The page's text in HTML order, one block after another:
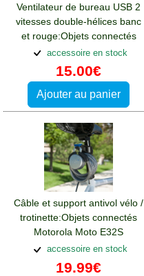
Ventilateur de bureau USB 2
vitesses double-hélices banc
et rouge:Objets connectés
Motorola Moto E32S
accessoire en stock
15.00€
Ajouter au panier
Câble et support antivol vélo /
trotinette:Objets connectés
Motorola Moto E32S
accessoire en stock
19.99€